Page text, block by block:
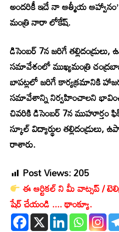
అందరికీ ఇదే నా ఆత్మీయ
మంత్రి నారా లోకేష్.
డిసెంబర్ 7న జరిగే
సమావేశంలో ముఖ్యమంత్రి
బాపట్లలో జరిగే కార్యక్రమానికి
సమావేశాన్ని నిర్వహించాలని
చివరికి డిసెంబర్ 7న ముహూర్తం
స్కూల్ విద్యార్థుల
రాశారు.
Post Views:205
ఈ ఆర్టికల్ ని మీ వాట్సప్ /
షేర్ చేయండి .... థాంక్యూ.